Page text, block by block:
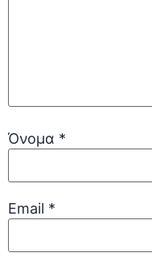
Όνομα *
Email *